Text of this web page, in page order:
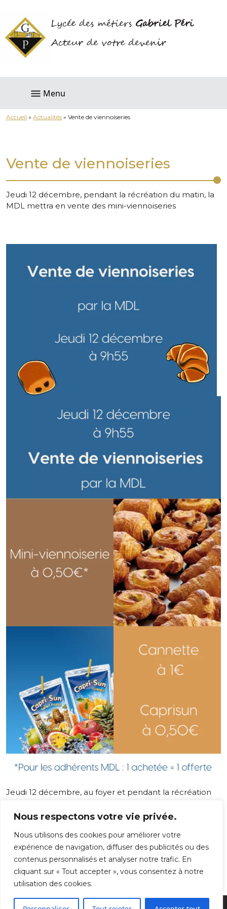
Nous respectons votre vie privée.
Nous utilisons des cookies pour améliorer votre
expérience de navigation, diffuser des publicités ou des
contenus personnalisés et analyser notre trafic. En
cliquant sur « Tout accepter », vous consentez à notre
utilisation des cookies.
Lycée des métiers Gabriel Péri
Acteur de votre devenir
Menu
Accueil » Actualités » Vente de viennoiseries
Vente de viennoiseries
Jeudi 12 décembre, pendant la récréation du matin, la
MDL mettra en vente des mini-viennoiseries
Jeudi 12 décembre, au foyer et pendant la récréation
viennoiseries et boissons.
Les adhérents à la Maison des lycéens auront droit à
certains avantages. Une mini-viennoiserie achetée =
une offerte, sur présentation de la carte adhérent.